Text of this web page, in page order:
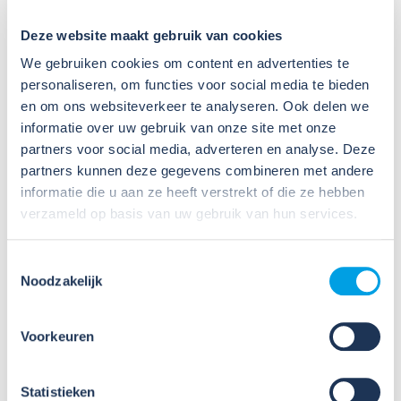
Deze website maakt gebruik van cookies
We gebruiken cookies om content en advertenties te
personaliseren, om functies voor social media te bieden
en om ons websiteverkeer te analyseren. Ook delen we
informatie over uw gebruik van onze site met onze
partners voor social media, adverteren en analyse. Deze
partners kunnen deze gegevens combineren met andere
informatie die u aan ze heeft verstrekt of die ze hebben
verzameld op basis van uw gebruik van hun services.
Noodzakelijk
Voorkeuren
Statistieken
Dit zegt de Arbowetgeving
over lawaai op het werk
Om werknemers te beschermen tegen
gehoorschade zijn er wettelijke regels opgesteld voor
lawaai op de werkplek. Deze regels geven aan
wanneer maatregelen verplicht zijn en welke
verantwoordelijkheden werkgevers en werknemers
hebben.
werknemers bij een geluidsniveau vanaf 80 dB
Werknemers zijn verplicht gehoorbescherming